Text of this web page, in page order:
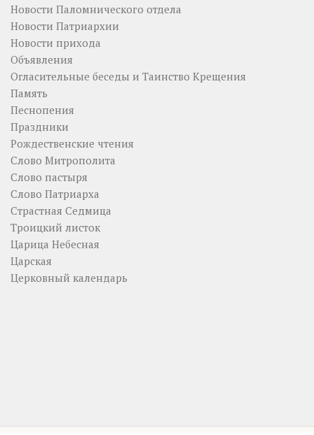
Новости Паломнического отдела
Новости Патриархии
Новости прихода
Объявления
Огласительные беседы и Таинство Крещения
Память
Песнопения
Праздники
Рождественские чтения
Слово Митрополита
Слово пастыря
Слово Патриарха
Страстная Седмица
Троицкий листок
Царица Небесная
Царская
Церковный календарь